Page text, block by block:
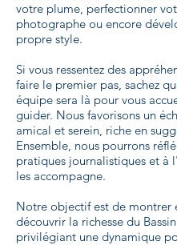
votre plume, perfectionner
photographe ou encore
propre style.
Si vous ressentez des
faire le premier pas, sachez
équipe sera là pour vous
guider. Nous favorisons un
amical et serein, riche en
Ensemble, nous pourrons
pratiques journalistiques et à
les accompagne.
Notre objectif est de montrer
découvrir la richesse du
privilégiant une dynamique